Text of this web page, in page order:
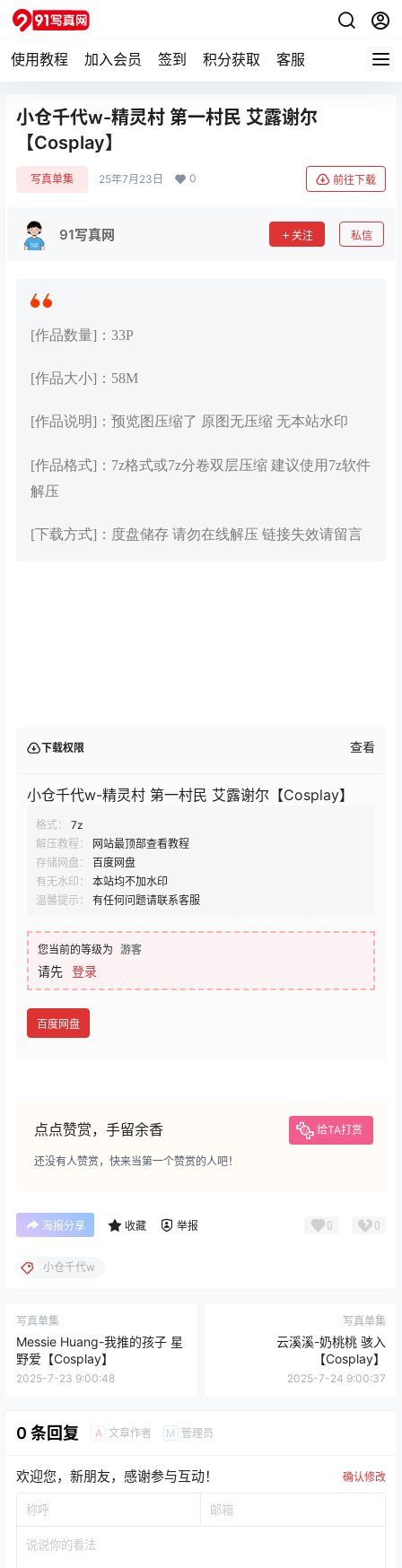
使用教程 加入会员 签到 积分获取 客服
小仓千代w-精灵村 第一村民 艾露谢尔
【Cosplay】
写真单集 25年7月23日 0 前往下载
91写真网 关注 私信
[作品数量]：33P
[作品大小]：58M
[作品说明]：预览图压缩了 原图无压缩 无本站水印
[作品格式]：7z格式或7z分卷双层压缩 建议使用7z软件
解压
[下载方式]：度盘储存 请勿在线解压 链接失效请留言
下载权限 查看
小仓千代w-精灵村 第一村民 艾露谢尔【Cosplay】
格式：
7z
解压教程：
网站最顶部查看教程
存储网盘：
百度网盘
有无水印：
本站均不加水印
温馨提示：
有任何问题请联系客服
您当前的等级为 游客
请先 登录
百度网盘
点点赞赏，手留余香 给TA打赏
还没有人赞赏，快来当第一个赞赏的人吧！
海报分享 收藏 举报 0 0
小仓千代w
写真单集
Messie Huang-我推的孩子 星
野爱【Cosplay】
2025-7-23 9:00:48
写真单集
云溪溪-奶桃桃 骇入
【Cosplay】
2025-7-24 9:00:37
0 条回复 A 文章作者 M 管理员
欢迎您，新朋友，感谢参与互动！ 确认修改